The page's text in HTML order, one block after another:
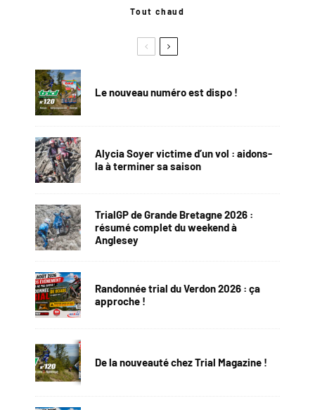
Tout chaud
Le nouveau numéro est dispo !
Alycia Soyer victime d’un vol : aidons-
la à terminer sa saison
TrialGP de Grande Bretagne 2026 :
résumé complet du weekend à
Anglesey
Randonnée trial du Verdon 2026 : ça
approche !
De la nouveauté chez Trial Magazine !